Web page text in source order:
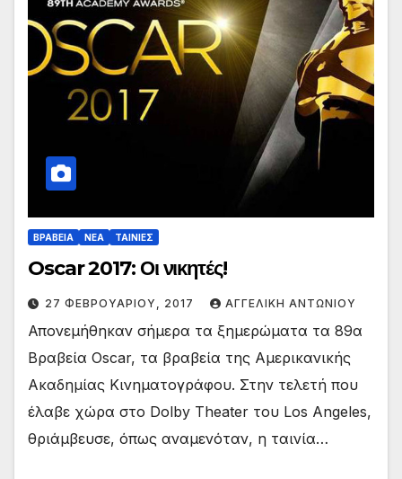
ΒΡΑΒΕΙΑ ΝΕΑ ΤΑΙΝΙΕΣ
Oscar 2017: Οι νικητές!
27 ΦΕΒΡΟΥΑΡΊΟΥ, 2017 ΑΓΓΕΛΙΚΉ ΑΝΤΩΝΊΟΥ
Απονεμήθηκαν σήμερα τα ξημερώματα τα 89α
Βραβεία Oscar, τα βραβεία της Αμερικανικής
Ακαδημίας Κινηματογράφου. Στην τελετή που
έλαβε χώρα στο Dolby Theater του Los Angeles,
θριάμβευσε, όπως αναμενόταν, η ταινία…